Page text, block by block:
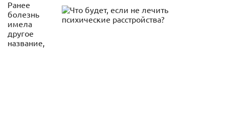
Ранее
болезнь
имела
другое
название,